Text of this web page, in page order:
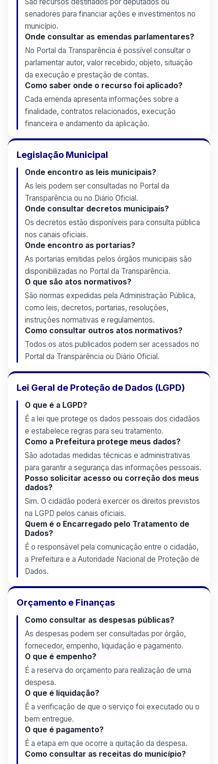
senadores para financiar ações e investimentos no
município.
Onde consultar as emendas parlamentares?
No Portal da Transparência é possível consultar o
parlamentar autor, valor recebido, objeto, situação
da execução e prestação de contas.
Como saber onde o recurso foi aplicado?
Cada emenda apresenta informações sobre a
finalidade, contratos relacionados, execução
financeira e andamento da aplicação.
Legislação Municipal
Onde encontro as leis municipais?
As leis podem ser consultadas no Portal da
Transparência ou no Diário Oficial.
Onde consultar decretos municipais?
Os decretos estão disponíveis para consulta pública
nos canais oficiais.
Onde encontro as portarias?
As portarias emitidas pelos órgãos municipais são
disponibilizadas no Portal da Transparência.
O que são atos normativos?
São normas expedidas pela Administração Pública,
como leis, decretos, portarias, resoluções,
instruções normativas e regulamentos.
Como consultar outros atos normativos?
Todos os atos publicados podem ser acessados no
Portal da Transparência ou Diário Oficial.
Lei Geral de Proteção de Dados (LGPD)
O que é a LGPD?
É a lei que protege os dados pessoais dos cidadãos
e estabelece regras para seu tratamento.
Como a Prefeitura protege meus dados?
São adotadas medidas técnicas e administrativas
para garantir a segurança das informações pessoais.
Posso solicitar acesso ou correção dos meus
dados?
Sim. O cidadão poderá exercer os direitos previstos
na LGPD pelos canais oficiais.
Quem é o Encarregado pelo Tratamento de
Dados?
É o responsável pela comunicação entre o cidadão,
a Prefeitura e a Autoridade Nacional de Proteção de
Dados.
Orçamento e Finanças
Como consultar as despesas públicas?
As despesas podem ser consultadas por órgão,
fornecedor, empenho, liquidação e pagamento.
O que é empenho?
É a reserva do orçamento para realização de uma
despesa.
O que é liquidação?
É a verificação de que o serviço foi executado ou o
bem entregue.
O que é pagamento?
É a etapa em que ocorre a quitação da despesa.
Como consultar as receitas do município?